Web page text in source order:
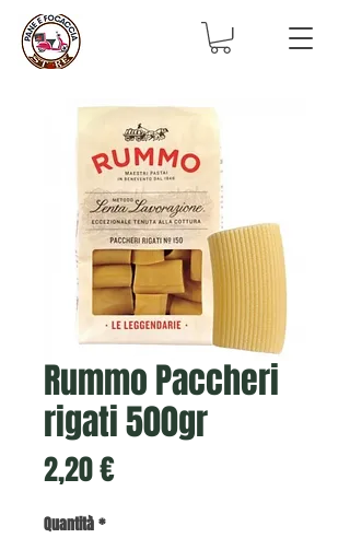
Rummo Paccheri
rigati 500gr
2,20 €Prezzo
Quantità*